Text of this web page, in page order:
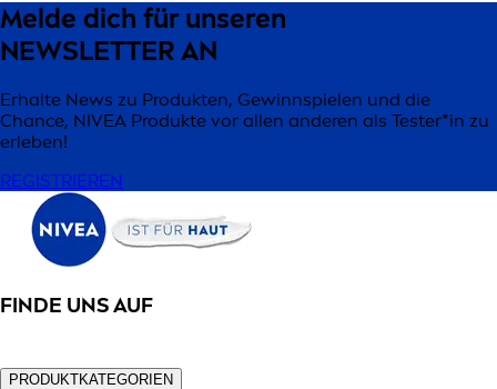
Melde dich für unseren
NEWSLETTER AN
Erhalte News zu Produkten, Gewinnspielen und die
Chance, NIVEA Produkte vor allen anderen als Tester*in zu
erleben!
REGISTRIEREN
FINDE UNS AUF
PRODUKTKATEGORIEN